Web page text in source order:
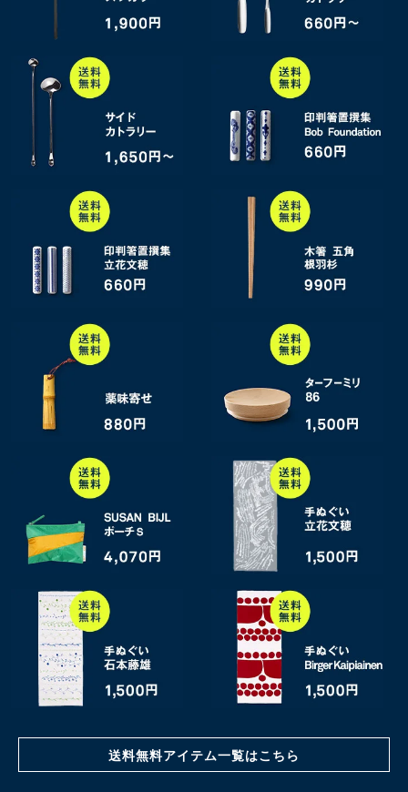
送料無料アイテム一覧はこちら